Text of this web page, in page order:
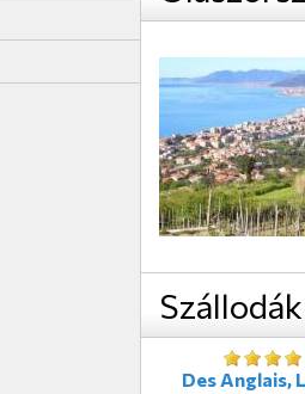
Szállodák
Des Anglais,